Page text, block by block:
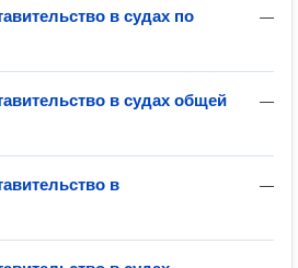
—
в судах по
—
в судах общей
—
в